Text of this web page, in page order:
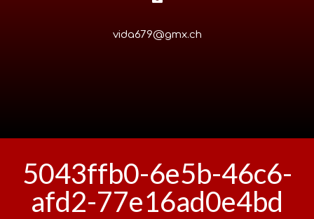
vida679@gmx.ch
5043ffb0-6e5b-46c6-
afd2-77e16ad0e4bd